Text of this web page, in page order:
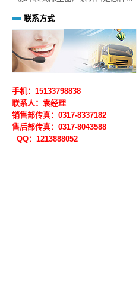
联系方式
手机：15133798838
联系人：袁经理
销售部传真：0317-8337182
售后部传真：0317-8043588
QQ：1213888052